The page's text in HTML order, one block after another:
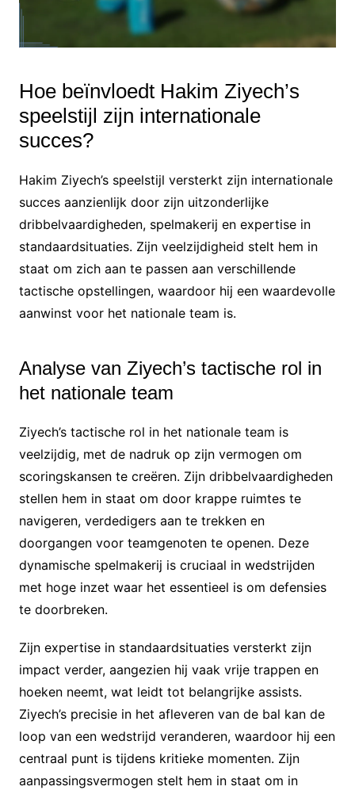
Hoe beïnvloedt Hakim Ziyech’s
speelstijl zijn internationale
succes?
Hakim Ziyech’s speelstijl versterkt zijn internationale
succes aanzienlijk door zijn uitzonderlijke
dribbelvaardigheden, spelmakerij en expertise in
standaardsituaties. Zijn veelzijdigheid stelt hem in
staat om zich aan te passen aan verschillende
tactische opstellingen, waardoor hij een waardevolle
aanwinst voor het nationale team is.
Analyse van Ziyech’s tactische rol in
het nationale team
Ziyech’s tactische rol in het nationale team is
veelzijdig, met de nadruk op zijn vermogen om
scoringskansen te creëren. Zijn dribbelvaardigheden
stellen hem in staat om door krappe ruimtes te
navigeren, verdedigers aan te trekken en
doorgangen voor teamgenoten te openen. Deze
dynamische spelmakerij is cruciaal in wedstrijden
met hoge inzet waar het essentieel is om defensies
te doorbreken.
Zijn expertise in standaardsituaties versterkt zijn
impact verder, aangezien hij vaak vrije trappen en
hoeken neemt, wat leidt tot belangrijke assists.
Ziyech’s precisie in het afleveren van de bal kan de
loop van een wedstrijd veranderen, waardoor hij een
centraal punt is tijdens kritieke momenten. Zijn
aanpassingsvermogen stelt hem in staat om in